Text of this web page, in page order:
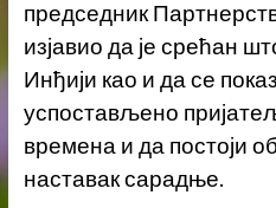
председник
изјавио да је срећан
Инђији као и да се
успостављено
времена и да постоји
наставак сарадње.